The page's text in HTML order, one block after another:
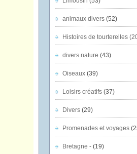
animaux divers(52)
Histoires de tourterelles
divers nature (43)
Oiseaux(39)
Loisirs créatifs(37)
Divers(29)
Promenades et voyages
Bretagne -(19)